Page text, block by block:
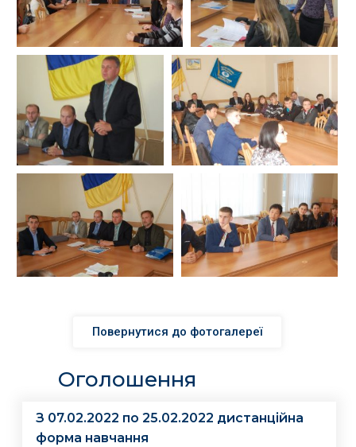
Повернутися до фотогалереї
Оголошення
З 07.02.2022 по 25.02.2022 дистанційна
форма навчання